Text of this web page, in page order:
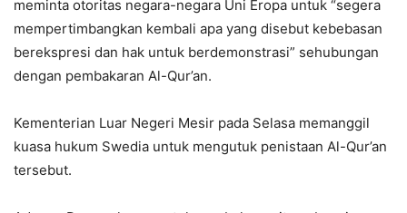
meminta otoritas negara-negara Uni Eropa untuk “segera
mempertimbangkan kembali apa yang disebut kebebasan
berekspresi dan hak untuk berdemonstrasi” sehubungan
dengan pembakaran Al-Qur’an.
Kementerian Luar Negeri Mesir pada Selasa memanggil
kuasa hukum Swedia untuk mengutuk penistaan Al-Qur’an
tersebut.